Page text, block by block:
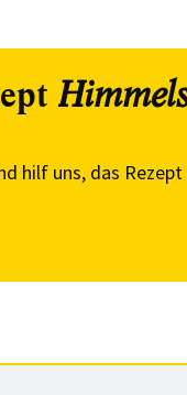
hilf uns, das Rezept